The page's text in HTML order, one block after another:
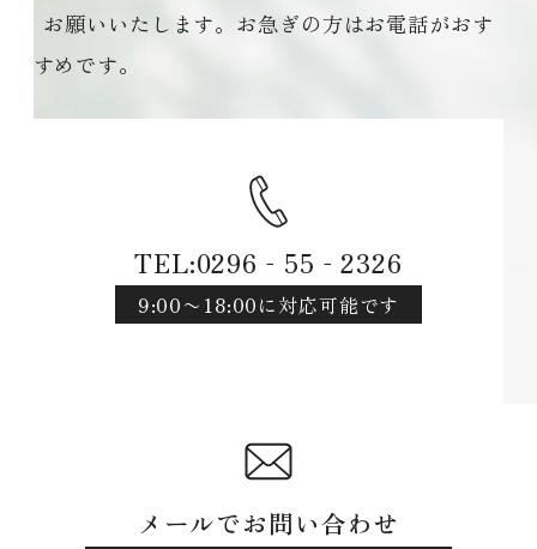
お願いいたします。お急ぎの方はお電話がおす
すめです。
TEL:0296‐55‐2326
9:00〜18:00に対応可能です
メールでお問い合わせ